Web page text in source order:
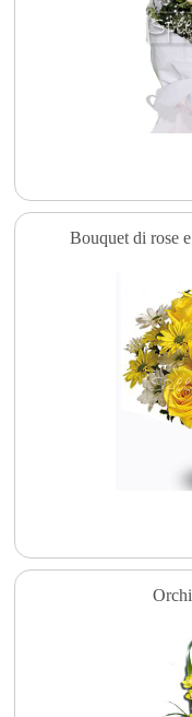
Bouquet di rose